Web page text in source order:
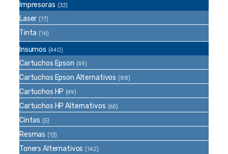
Impresoras (33)
Laser (17)
Tinta (16)
Insumos (440)
Cartuchos Epson (49)
Cartuchos Epson Alternativos (88)
Cartuchos HP (49)
Cartuchos HP Alternativos (65)
Cintas (5)
Resmas (13)
Toners Alternativos (142)